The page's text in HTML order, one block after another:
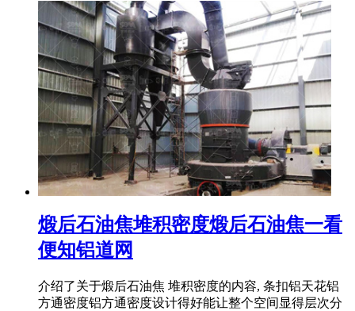
煅后石油焦堆积密度煅后石油焦一看
便知铝道网
介绍了关于煅后石油焦 堆积密度的内容, 条扣铝天花铝
方通密度铝方通密度设计得好能让整个空间显得层次分